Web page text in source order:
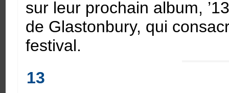
sur leur prochain album,
de Glastonbury, qui
festival.
13